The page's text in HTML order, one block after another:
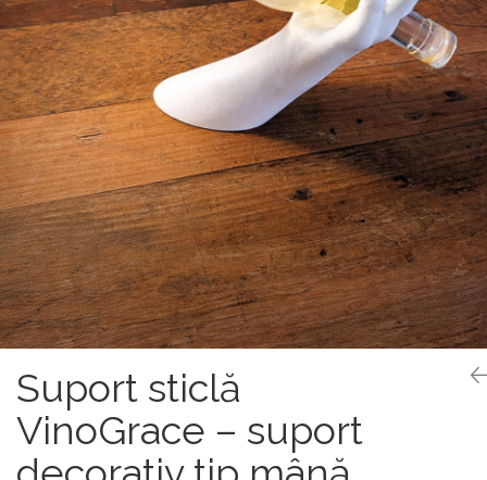
Suport sticlă
VinoGrace – suport